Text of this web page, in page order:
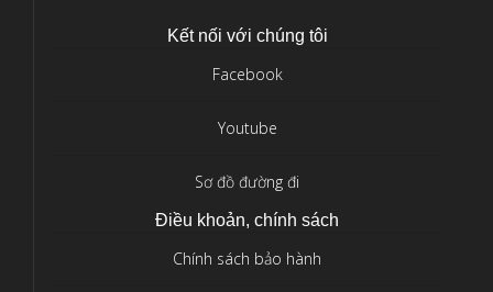
Kết nối với chúng tôi
Facebook
Youtube
Sơ đồ đường đi
Điều khoản, chính sách
Chính sách bảo hành